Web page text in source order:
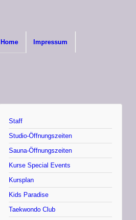
Home Impressum
Staff
Studio-Öffnungszeiten
Sauna-Öffnungszeiten
Kurse Special Events
Kursplan
Kids Paradise
Taekwondo Club